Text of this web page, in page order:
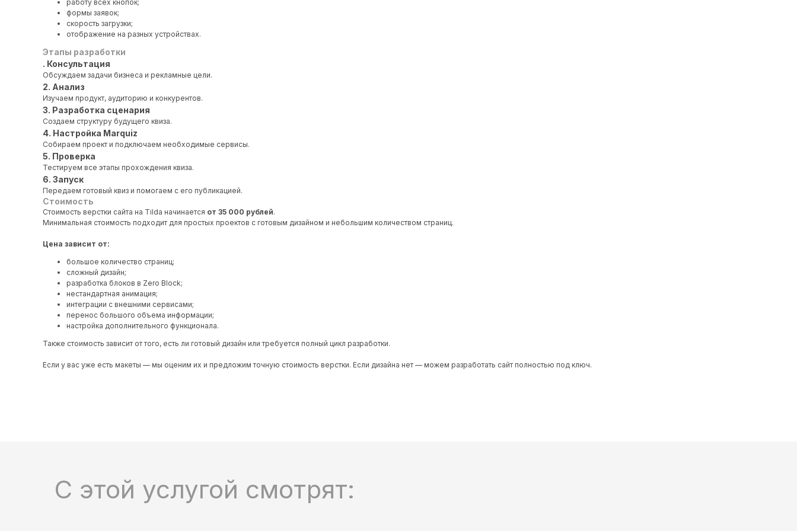
работу всех кнопок;
формы заявок;
скорость загрузки;
отображение на разных устройствах.
Этапы разработки
. Консультация
Обсуждаем задачи бизнеса и рекламные цели.
2. Анализ
Изучаем продукт, аудиторию и конкурентов.
3. Разработка сценария
Создаем структуру будущего квиза.
4. Настройка Marquiz
Собираем проект и подключаем необходимые сервисы.
5. Проверка
Тестируем все этапы прохождения квиза.
6. Запуск
Передаем готовый квиз и помогаем с его публикацией.
Стоимость
Стоимость верстки сайта на Tilda начинается от 35 000 рублей.
Минимальная стоимость подходит для простых проектов с готовым дизайном и небольшим количеством страниц.
Цена зависит от:
большое количество страниц;
сложный дизайн;
разработка блоков в Zero Block;
нестандартная анимация;
интеграции с внешними сервисами;
перенос большого объема информации;
настройка дополнительного функционала.
Также стоимость зависит от того, есть ли готовый дизайн или требуется полный цикл разработки.
Если у вас уже есть макеты — мы оценим их и предложим точную стоимость верстки. Если дизайна нет — можем разработать сайт полностью под ключ.
С этой услугой смотрят: